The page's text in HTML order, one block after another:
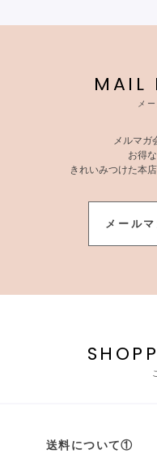
MAIL
メ
メルマガ
お得
きれいみつけた本
メール
送料について①